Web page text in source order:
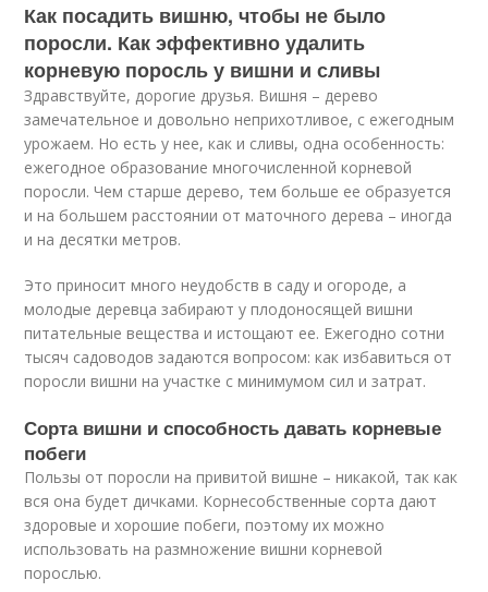
Как посадить вишню, чтобы не было
поросли. Как эффективно удалить
корневую поросль у вишни и сливы
Здравствуйте, дорогие друзья. Вишня – дерево
замечательное и довольно неприхотливое, с ежегодным
урожаем. Но есть у нее, как и сливы, одна особенность:
ежегодное образование многочисленной корневой
поросли. Чем старше дерево, тем больше ее образуется
и на большем расстоянии от маточного дерева – иногда
и на десятки метров.
Это приносит много неудобств в саду и огороде, а
молодые деревца забирают у плодоносящей вишни
питательные вещества и истощают ее. Ежегодно сотни
тысяч садоводов задаются вопросом: как избавиться от
поросли вишни на участке с минимумом сил и затрат.
Сорта вишни и способность давать корневые
побеги
Пользы от поросли на привитой вишне – никакой, так как
вся она будет дичками. Корнесобственные сорта дают
здоровые и хорошие побеги, поэтому их можно
использовать на размножение вишни корневой
порослью.